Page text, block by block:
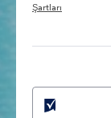
Şartları